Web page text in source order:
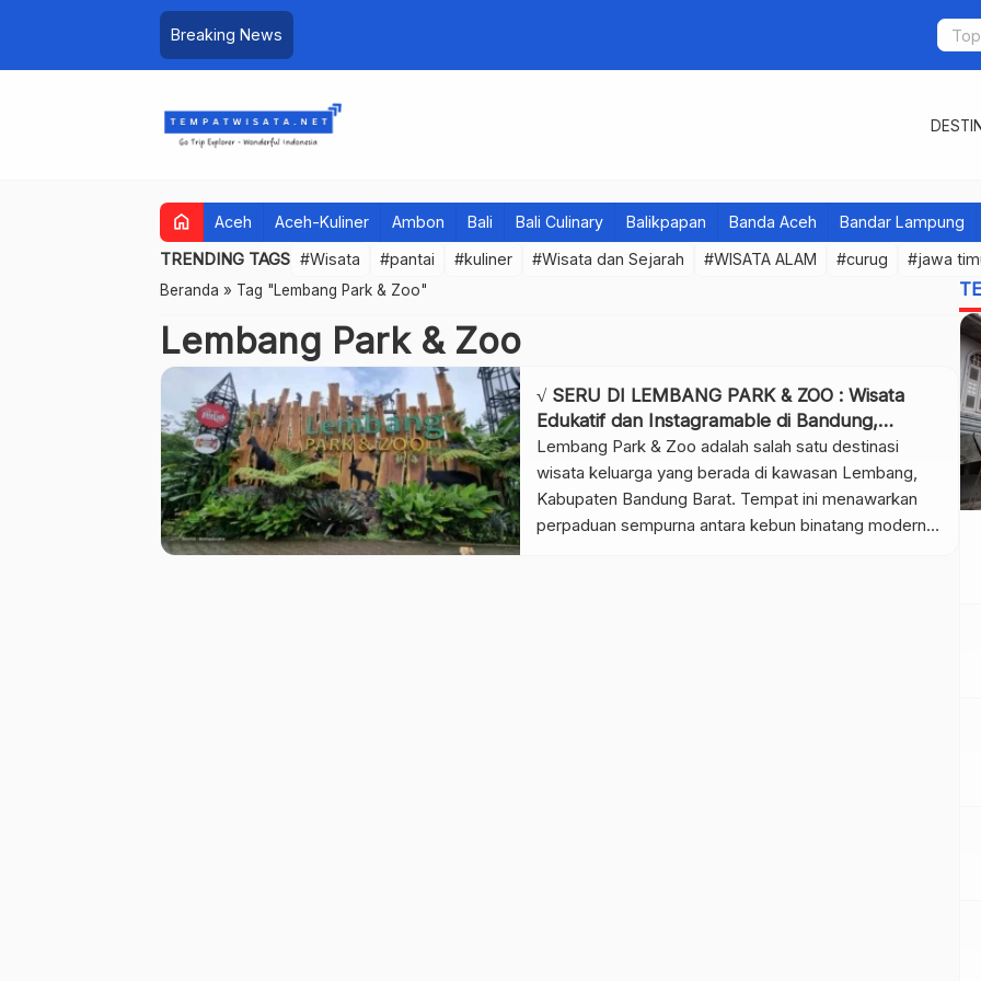
Breaking News
home Aceh Aceh-Kuliner Ambon Bali Bali Culinary Balikpapan Banda Aceh Bandar Lampung
TRENDING TAGS #Wisata #pantai #kuliner #Wisata dan Sejarah #WISATA ALAM #curug #jawa
Beranda » Tag "Lembang Park & Zoo"
Lembang Park & Zoo
√ SERU DI LEMBANG PARK & ZOO : Wisata
Edukatif dan Instagramable di Bandung,
Review & Info Tiket
Lembang Park & Zoo adalah salah satu destinasi
wisata keluarga yang berada di kawasan Lembang,
Kabupaten Bandung Barat. Tempat ini menawarkan
perpaduan sempurna antara kebun binatang modern